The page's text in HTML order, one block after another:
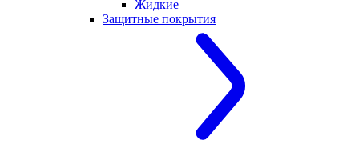
Жидкие
Защитные покрытия